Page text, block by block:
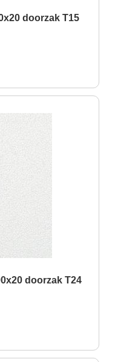
doorzak T15
doorzak T24